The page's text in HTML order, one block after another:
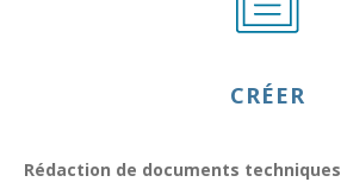
CRÉER
Rédaction de documents techniques